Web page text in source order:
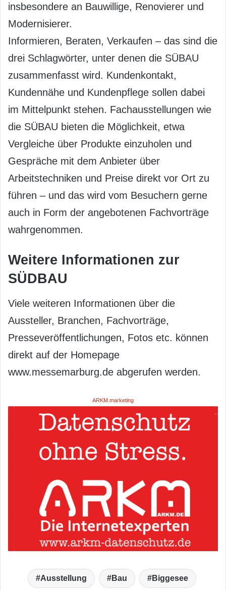
insbesondere an Bauwillige, Renovierer und
Modernisierer.
Informieren, Beraten, Verkaufen – das sind die
drei Schlagwörter, unter denen die SÜBAU
zusammenfasst wird. Kundenkontakt,
Kundennähe und Kundenpflege sollen dabei
im Mittelpunkt stehen. Fachausstellungen wie
die SÜBAU bieten die Möglichkeit, etwa
Vergleiche über Produkte einzuholen und
Gespräche mit dem Anbieter über
Arbeitstechniken und Preise direkt vor Ort zu
führen – und das wird vom Besuchern gerne
auch in Form der angebotenen Fachvorträge
wahrgenommen.
Weitere Informationen zur
SÜDBAU
Viele weiteren Informationen über die
Aussteller, Branchen, Fachvorträge,
Presseveröffentlichungen, Fotos etc. können
direkt auf der Homepage
www.messemarburg.de abgerufen werden.
ARKM.marketing
Ausstellung Bau Biggesee